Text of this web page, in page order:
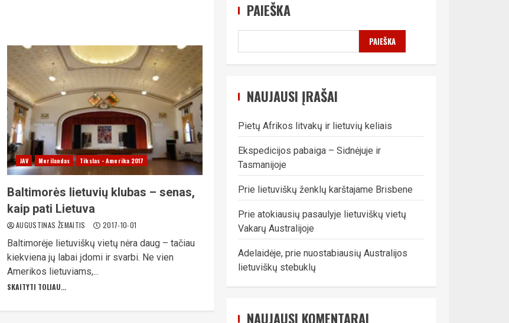
JAV Merilandas Tikslas - Amerika 2017
Baltimorės lietuvių klubas – senas,
kaip pati Lietuva
AUGUSTINAS ŽEMAITIS 2017-10-01
Baltimorėje lietuviškų vietų nėra daug – tačiau
kiekviena jų labai įdomi ir svarbi. Ne vien
Amerikos lietuviams,...
SKAITYTI TOLIAU...
PAIEŠKA
PAIEŠKA
NAUJAUSI ĮRAŠAI
Pietų Afrikos litvakų ir lietuvių keliais
Ekspedicijos pabaiga – Sidnėjuje ir
Tasmanijoje
Prie lietuviškų ženklų karštajame Brisbene
Prie atokiausių pasaulyje lietuviškų vietų
Vakarų Australijoje
Adelaidėje, prie nuostabiausių Australijos
lietuviškų stebuklų
NAUJAUSI KOMENTARAI